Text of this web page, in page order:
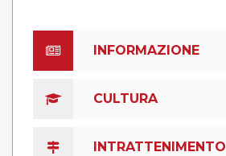
INFORMAZIONE
CULTURA
INTRATTENIMENTO